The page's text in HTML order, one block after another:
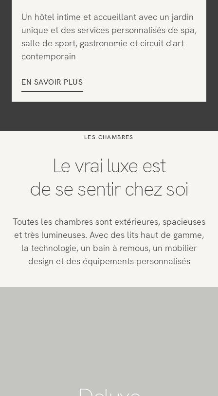
Un hôtel intime et accueillant avec un jardin
unique et des services personnalisés de spa,
salle de sport, gastronomie et circuit d'art
contemporain
EN SAVOIR PLUS
LES CHAMBRES
Le vrai luxe est
de se sentir chez soi
Toutes les chambres sont extérieures, spacieuses
et très lumineuses. Avec des lits haut de gamme,
la technologie, un bain à remous, un mobilier
design et des équipements personnalisés